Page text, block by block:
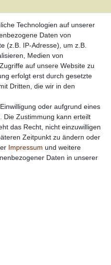
keine Kombination mit
Technologien auf unserer
Daten von
(z.B. IP-Adresse), um z.B.
Medien von
auf unsere Website zu
erfolgt erst durch gesetzte
Dritten, die wir in den
oder aufgrund eines
Die Zustimmung kann erteilt
das Recht, nicht einzuwilligen
Zeitpunkt zu ändern oder
Impressum und weitere
Daten in unserer